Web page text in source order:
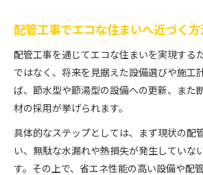
配管工事でエコな住まいへ近づく方
配管工事を通じてエコな住まいを実現する
ではなく、将来を見据えた設備選びや施工
ば、節水型や節湯型の設備への更新、また
材の採用が挙げられます。
具体的なステップとしては、まず現状の配
い、無駄な水漏れや熱損失が発生していな
す。その上で、省エネ性能の高い設備や配